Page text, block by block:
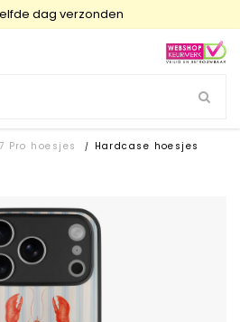
levering en gratis ruilen
Pro hoesjes / Hardcase hoesjes